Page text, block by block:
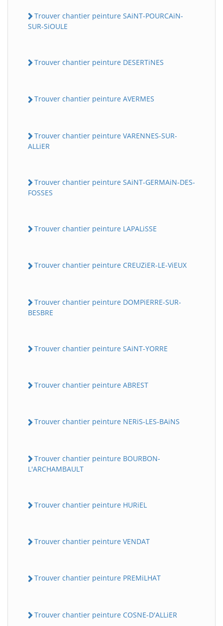
Trouver chantier peinture SAiNT-POURCAiN-
SUR-SiOULE
Trouver chantier peinture DESERTiNES
Trouver chantier peinture AVERMES
Trouver chantier peinture VARENNES-SUR-
ALLiER
Trouver chantier peinture SAiNT-GERMAiN-DES-
FOSSES
Trouver chantier peinture LAPALiSSE
Trouver chantier peinture CREUZiER-LE-ViEUX
Trouver chantier peinture DOMPiERRE-SUR-
BESBRE
Trouver chantier peinture SAiNT-YORRE
Trouver chantier peinture ABREST
Trouver chantier peinture NERiS-LES-BAiNS
Trouver chantier peinture BOURBON-
L'ARCHAMBAULT
Trouver chantier peinture HURiEL
Trouver chantier peinture VENDAT
Trouver chantier peinture PREMiLHAT
Trouver chantier peinture COSNE-D'ALLiER